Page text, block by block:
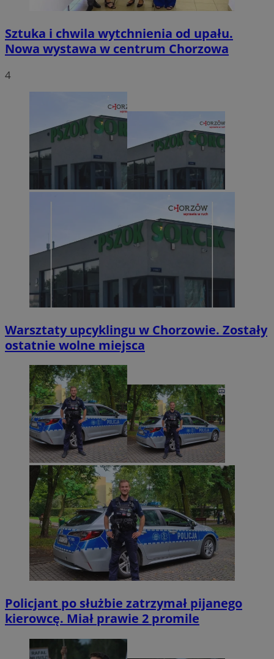
Sztuka i chwila wytchnienia od upału.
Nowa wystawa w centrum Chorzowa
4
Warsztaty upcyklingu w Chorzowie. Zostały
ostatnie wolne miejsca
Policjant po służbie zatrzymał pijanego
kierowcę. Miał prawie 2 promile